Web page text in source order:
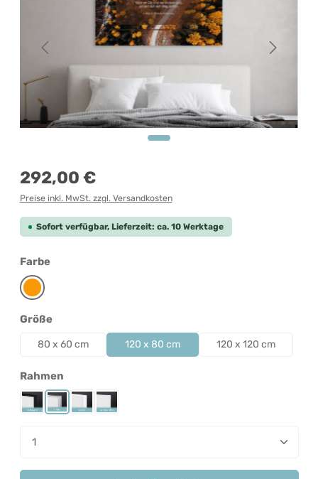
Regulärer Preis:
292,00 €
Preise inkl. MwSt. zzgl. Versandkosten
Sofort verfügbar, Lieferzeit: ca. 10 Werktage
Farbeauswählen
Orange
Größeauswählen
80 x 60 cm 120 x 80 cm 120 x 120 cm
Rahmenauswählen
Rahmen Schwarz
Rahmen Silber
Rahmen Weiß
Rahmenlos
Produkt Anzahl: Gib den gewünschten Wert ein